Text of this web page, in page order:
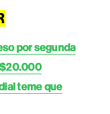
por segunda
teme que